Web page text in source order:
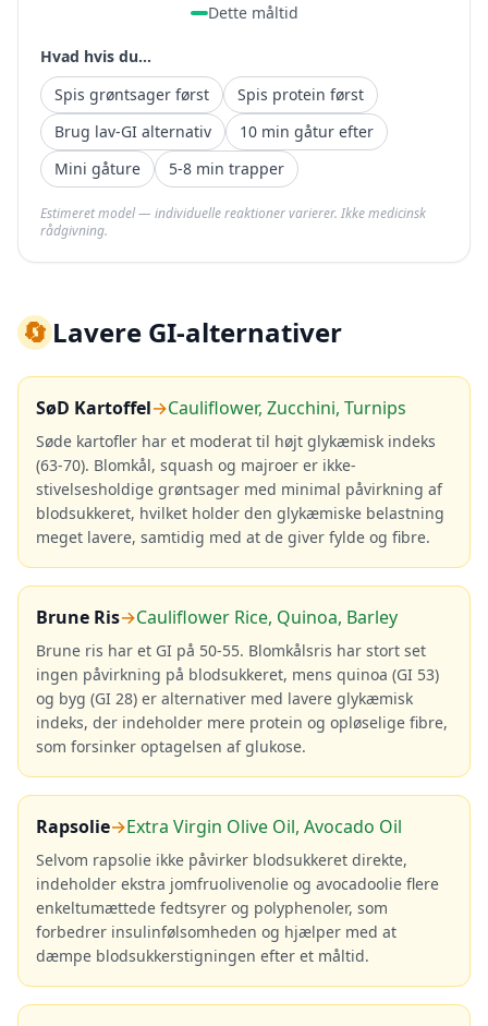
Dette måltid
Hvad hvis du...
Spis grøntsager først
Spis protein først
Brug lav-GI alternativ
10 min gåtur efter
Mini gåture
5-8 min trapper
Estimeret model — individuelle reaktioner varierer. Ikke medicinsk
rådgivning.
🔄Lavere GI-alternativer
SøD Kartoffel→Cauliflower, Zucchini, Turnips
Søde kartofler har et moderat til højt glykæmisk indeks
(63-70). Blomkål, squash og majroer er ikke-
stivelsesholdige grøntsager med minimal påvirkning af
blodsukkeret, hvilket holder den glykæmiske belastning
meget lavere, samtidig med at de giver fylde og fibre.
Brune Ris→Cauliflower Rice, Quinoa, Barley
Brune ris har et GI på 50-55. Blomkålsris har stort set
ingen påvirkning på blodsukkeret, mens quinoa (GI 53)
og byg (GI 28) er alternativer med lavere glykæmisk
indeks, der indeholder mere protein og opløselige fibre,
som forsinker optagelsen af glukose.
Rapsolie→Extra Virgin Olive Oil, Avocado Oil
Selvom rapsolie ikke påvirker blodsukkeret direkte,
indeholder ekstra jomfruolivenolie og avocadoolie flere
enkeltumættede fedtsyrer og polyphenoler, som
forbedrer insulinfølsomheden og hjælper med at
dæmpe blodsukkerstigningen efter et måltid.